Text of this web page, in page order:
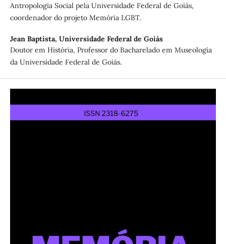
Antropologia Social pela Universidade Federal de Goiás,
coordenador do projeto Memória LGBT.
Jean Baptista, Universidade Federal de Goiás
Doutor em História, Professor do Bacharelado em Museologia
da Universidade Federal de Goiás.